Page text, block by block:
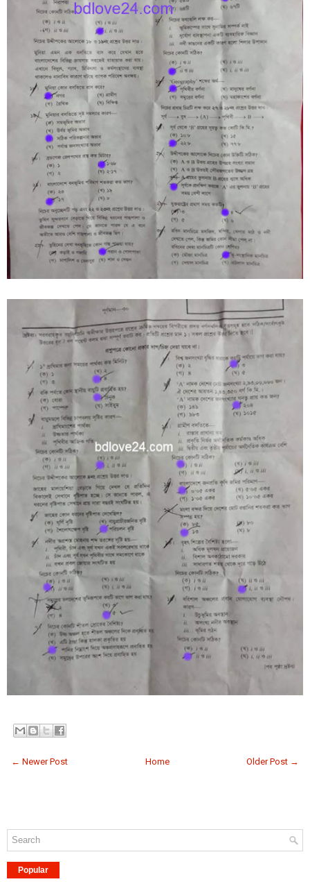
← Newer Post Older Post →
Home
Popular